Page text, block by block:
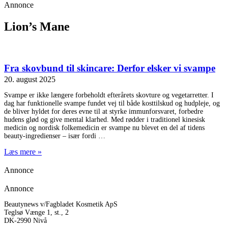
Annonce
Lion’s Mane
Fra skovbund til skincare: Derfor elsker vi svampe
20. august 2025
Svampe er ikke længere forbeholdt efterårets skovture og vegetarretter. I
dag har funktionelle svampe fundet vej til både kosttilskud og hudpleje, og
de bliver hyldet for deres evne til at styrke immunforsvaret, forbedre
hudens glød og give mental klarhed. Med rødder i traditionel kinesisk
medicin og nordisk folkemedicin er svampe nu blevet en del af tidens
beauty-ingredienser – især fordi
Læs mere »
Annonce
Annonce
Beautynews v/Fagbladet Kosmetik ApS
Teglsø Vænge 1, st., 2
DK-2990 Nivå